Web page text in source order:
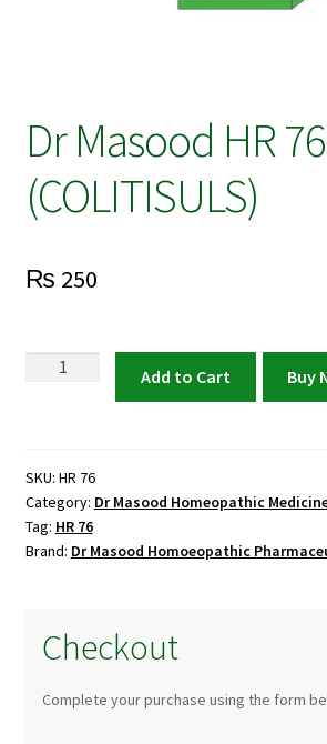
Dr Masood HR 76
(COLITISULS)
₨ 250
(COLITISULS)
quantity
Add to Cart Buy
SKU: HR 76
Category: Dr Masood Homeopathic
Tag: HR 76
Brand: Dr Masood Homoeopathic
Checkout
Complete your purchase using the form